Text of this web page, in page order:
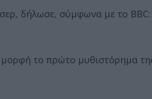
δήλωσε, σύμφωνα με το BBC:
το πρώτο μυθιστόρημα